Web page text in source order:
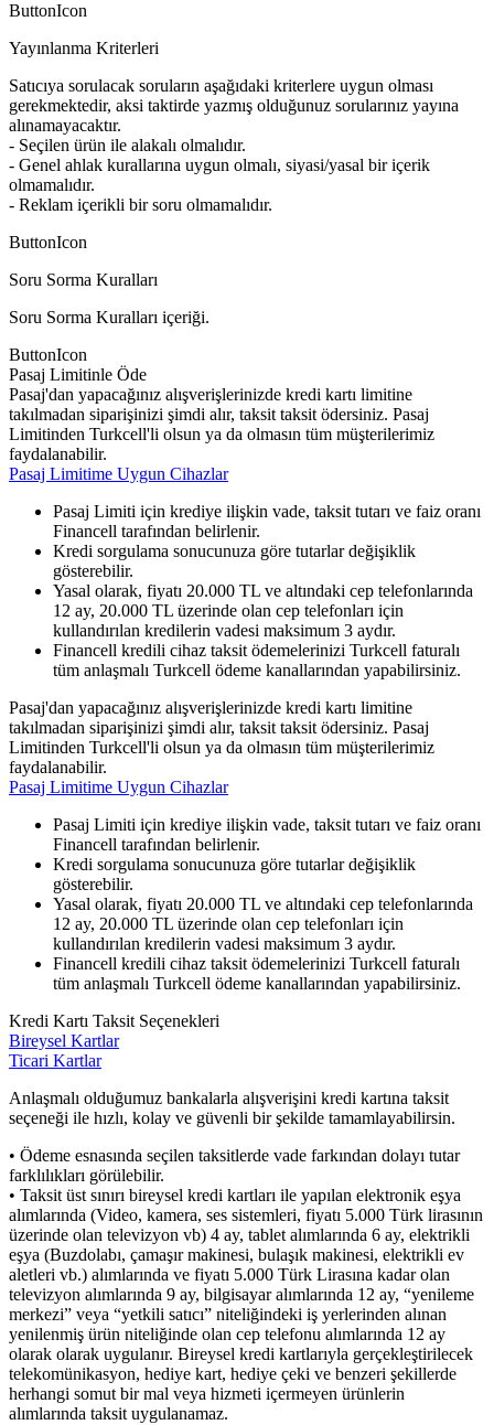
ButtonIcon
Yayınlanma Kriterleri
Satıcıya sorulacak soruların aşağıdaki kriterlere uygun olması
gerekmektedir, aksi taktirde yazmış olduğunuz sorularınız yayına
alınamayacaktır.
- Seçilen ürün ile alakalı olmalıdır.
- Genel ahlak kurallarına uygun olmalı, siyasi/yasal bir içerik
olmamalıdır.
- Reklam içerikli bir soru olmamalıdır.
ButtonIcon
Soru Sorma Kuralları
Soru Sorma Kuralları içeriği.
ButtonIcon
Pasaj Limitinle Öde
Pasaj'dan yapacağınız alışverişlerinizde kredi kartı limitine
takılmadan siparişinizi şimdi alır, taksit taksit ödersiniz. Pasaj
Limitinden Turkcell'li olsun ya da olmasın tüm müşterilerimiz
faydalanabilir.
Pasaj Limitime Uygun Cihazlar
Pasaj Limiti için krediye ilişkin vade, taksit tutarı ve faiz oranı
Financell tarafından belirlenir.
Kredi sorgulama sonucunuza göre tutarlar değişiklik
gösterebilir.
Yasal olarak, fiyatı 20.000 TL ve altındaki cep telefonlarında
12 ay, 20.000 TL üzerinde olan cep telefonları için
kullandırılan kredilerin vadesi maksimum 3 aydır.
Financell kredili cihaz taksit ödemelerinizi Turkcell faturalı
tüm anlaşmalı Turkcell ödeme kanallarından yapabilirsiniz.
Pasaj'dan yapacağınız alışverişlerinizde kredi kartı limitine
takılmadan siparişinizi şimdi alır, taksit taksit ödersiniz. Pasaj
Limitinden Turkcell'li olsun ya da olmasın tüm müşterilerimiz
faydalanabilir.
Pasaj Limitime Uygun Cihazlar
Pasaj Limiti için krediye ilişkin vade, taksit tutarı ve faiz oranı
Financell tarafından belirlenir.
Kredi sorgulama sonucunuza göre tutarlar değişiklik
gösterebilir.
Yasal olarak, fiyatı 20.000 TL ve altındaki cep telefonlarında
12 ay, 20.000 TL üzerinde olan cep telefonları için
kullandırılan kredilerin vadesi maksimum 3 aydır.
Financell kredili cihaz taksit ödemelerinizi Turkcell faturalı
tüm anlaşmalı Turkcell ödeme kanallarından yapabilirsiniz.
Kredi Kartı Taksit Seçenekleri
Bireysel Kartlar
Ticari Kartlar
Anlaşmalı olduğumuz bankalarla alışverişini kredi kartına taksit
seçeneği ile hızlı, kolay ve güvenli bir şekilde tamamlayabilirsin.
• Ödeme esnasında seçilen taksitlerde vade farkından dolayı tutar
farklılıkları görülebilir.
• Taksit üst sınırı bireysel kredi kartları ile yapılan elektronik eşya
alımlarında (Video, kamera, ses sistemleri, fiyatı 5.000 Türk lirasının
üzerinde olan televizyon vb) 4 ay, tablet alımlarında 6 ay, elektrikli
eşya (Buzdolabı, çamaşır makinesi, bulaşık makinesi, elektrikli ev
aletleri vb.) alımlarında ve fiyatı 5.000 Türk Lirasına kadar olan
televizyon alımlarında 9 ay, bilgisayar alımlarında 12 ay, “yenileme
merkezi” veya “yetkili satıcı” niteliğindeki iş yerlerinden alınan
yenilenmiş ürün niteliğinde olan cep telefonu alımlarında 12 ay
olarak olarak uygulanır. Bireysel kredi kartlarıyla gerçekleştirilecek
telekomünikasyon, hediye kart, hediye çeki ve benzeri şekillerde
herhangi somut bir mal veya hizmeti içermeyen ürünlerin
alımlarında taksit uygulanamaz.